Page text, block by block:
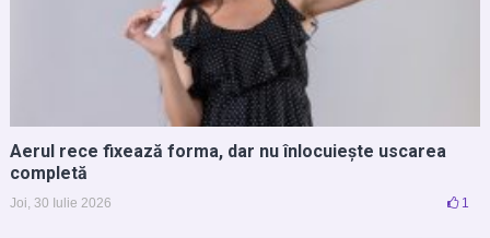
Aerul rece fixează forma, dar nu înlocuiește uscarea
completă
Joi, 30 Iulie 2026 1